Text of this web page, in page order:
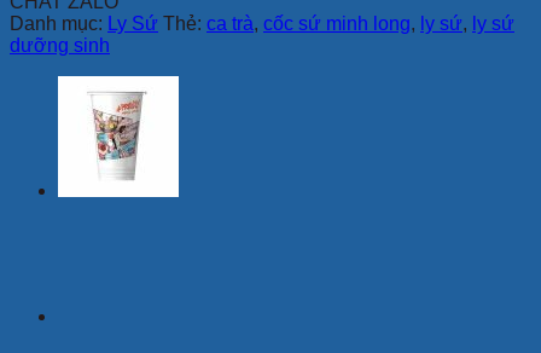
Danh mục:
Ly Sứ Thẻ: ca trà, cốc sứ minh long, ly sứ, ly sứ
dưỡng sinh